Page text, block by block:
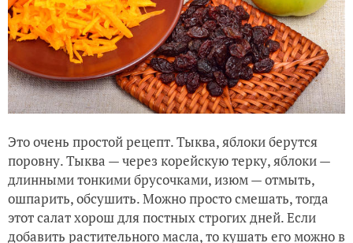
Это очень простой рецепт. Тыква, яблоки берутся
поровну. Тыква — через корейскую терку, яблоки —
длинными тонкими брусочками, изюм — отмыть,
ошпарить, обсушить. Можно просто смешать, тогда
этот салат хорош для постных строгих дней. Если
добавить растительного масла, то кушать его можно в